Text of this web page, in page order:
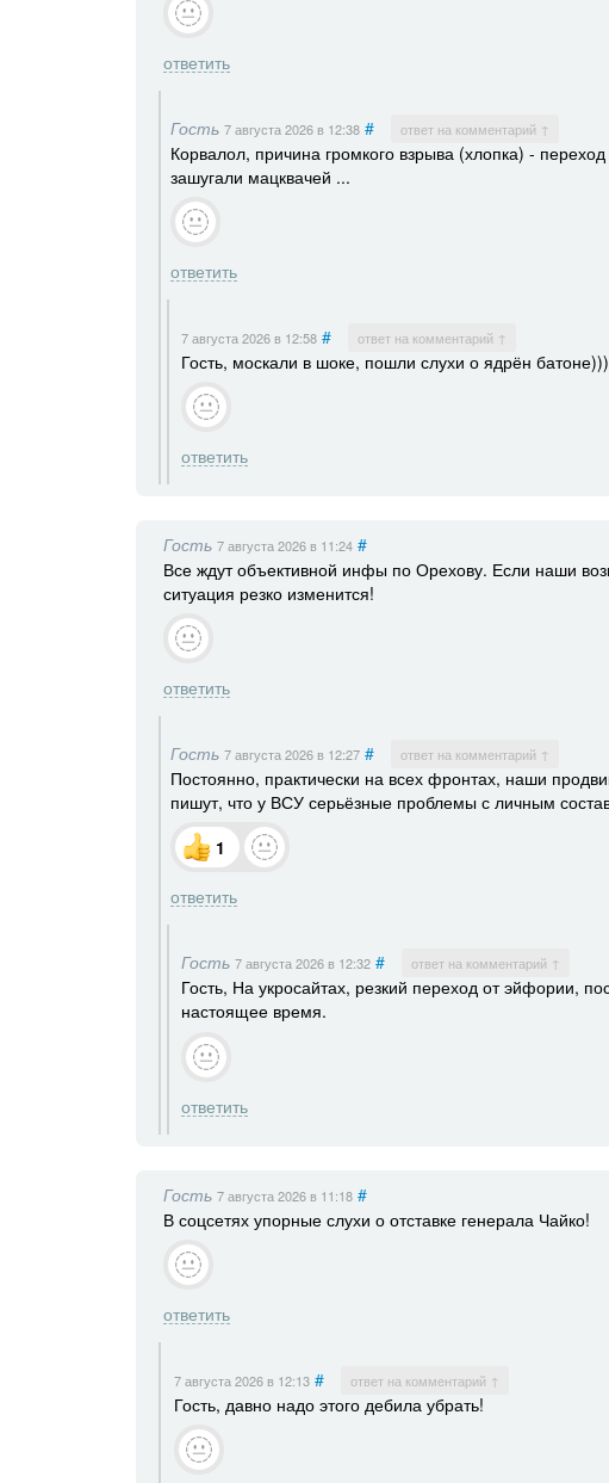
ответить
Гость 7 августа 2026 в 12:38 # ответ на комментарий ↑
Корвалол, причина громкого взрыва (хлопка) -
зашугали мацквачей ...
ответить
7 августа 2026 в 12:58 # ответ на комментарий ↑
Гость, москали в шоке, пошли слухи о ядрён батоне)))
ответить
Гость 7 августа 2026 в 11:24 #
Все ждут объективной инфы по Орехову. Если наши
ситуация резко изменится!
ответить
Гость 7 августа 2026 в 12:27 # ответ на комментарий ↑
Постоянно, практически на всех фронтах, наши
пишут, что у ВСУ серьёзные проблемы с личным
1
ответить
Гость 7 августа 2026 в 12:32 # ответ на комментарий ↑
Гость, На укросайтах, резкий переход от эйфории,
настоящее время.
ответить
Гость 7 августа 2026 в 11:18 #
В соцсетях упорные слухи о отставке генерала Чайко!
ответить
7 августа 2026 в 12:13 # ответ на комментарий ↑
Гость, давно надо этого дебила убрать!